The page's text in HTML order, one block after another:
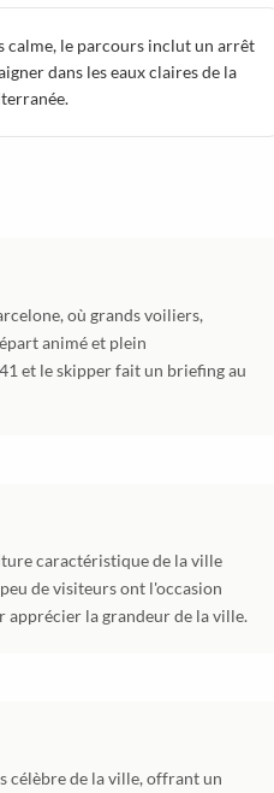
calme, le parcours inclut un arrêt
dans les eaux claires de la
où grands voiliers,
animé et plein
et le skipper fait un briefing au
caractéristique de la ville
de visiteurs ont l'occasion
apprécier la grandeur de la ville.
célèbre de la ville, offrant un